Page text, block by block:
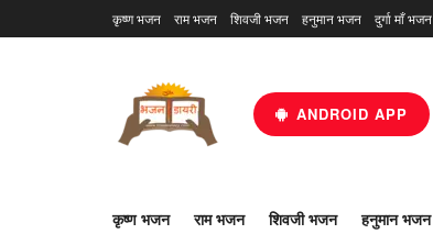
कृष्ण भजन राम भजन शिवजी भजन हनुमान भजन दुर्गा माँ भजन
ANDROID APP
कृष्ण भजन राम भजन शिवजी भजन हनुमान भजन